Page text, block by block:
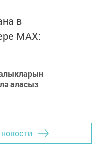
в
MАХ:
аласыз